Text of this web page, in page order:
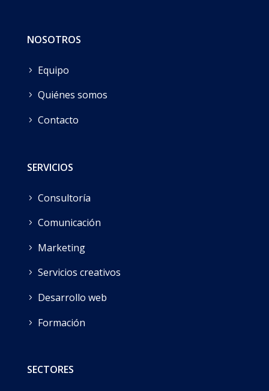
NOSOTROS
Equipo
Quiénes somos
Contacto
SERVICIOS
Consultoría
Comunicación
Marketing
Servicios creativos
Desarrollo web
Formación
SECTORES